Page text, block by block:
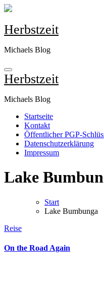
Zum
springen
Herbstzeit
Michaels Blog
Herbstzeit
Michaels Blog
Startseite
Kontakt
Öffentlicher PGP-
Datenschutzerklärung
Impressum
Lake
Start
Lake Bumbunga
Reise
On the Road Again